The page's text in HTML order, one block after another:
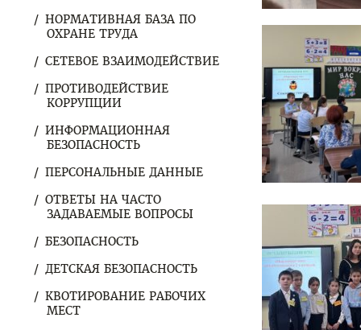
НОРМАТИВНАЯ БАЗА ПО
ОХРАНЕ ТРУДА
СЕТЕВОЕ ВЗАИМОДЕЙСТВИЕ
ПРОТИВОДЕЙСТВИЕ
КОРРУПЦИИ
ИНФОРМАЦИОННАЯ
БЕЗОПАСНОСТЬ
ПЕРСОНАЛЬНЫЕ ДАННЫЕ
ОТВЕТЫ НА ЧАСТО
ЗАДАВАЕМЫЕ ВОПРОСЫ
БЕЗОПАСНОСТЬ
ДЕТСКАЯ БЕЗОПАСНОСТЬ
КВОТИРОВАНИЕ РАБОЧИХ
МЕСТ